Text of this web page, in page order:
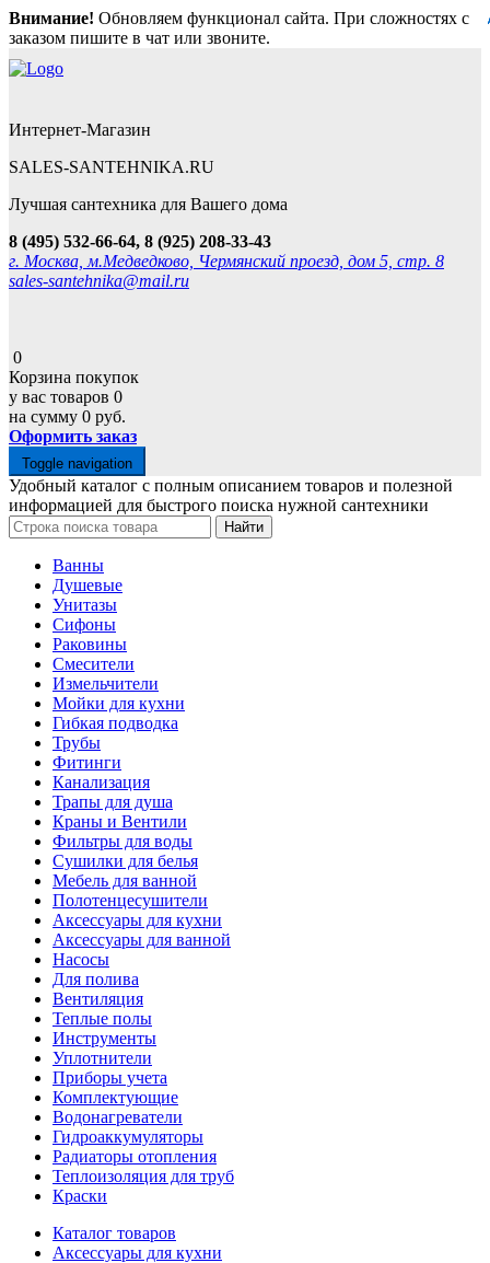
Внимание! Обновляем функционал сайта. При сложностях с
заказом пишите в чат или звоните.
Интернет-Магазин
SALES-SANTEHNIKA.RU
Лучшая сантехника для Вашего дома
8 (495) 532-66-64, 8 (925) 208-33-43
г. Москва, м.Медведково, Чермянский проезд, дом 5, стр. 8
sales-santehnika@mail.ru
0
Корзина покупок
у вас товаров 0
на сумму 0 руб.
Оформить заказ
Toggle navigation
Удобный каталог с полным описанием товаров и полезной
информацией для быстрого поиска нужной сантехники
Ванны
Душевые
Унитазы
Сифоны
Раковины
Смесители
Измельчители
Мойки для кухни
Гибкая подводка
Трубы
Фитинги
Канализация
Трапы для душа
Краны и Вентили
Фильтры для воды
Сушилки для белья
Мебель для ванной
Полотенцесушители
Аксессуары для кухни
Аксессуары для ванной
Насосы
Для полива
Вентиляция
Теплые полы
Инструменты
Уплотнители
Приборы учета
Комплектующие
Водонагреватели
Гидроаккумуляторы
Радиаторы отопления
Теплоизоляция для труб
Краски
Каталог товаров
Аксессуары для кухни